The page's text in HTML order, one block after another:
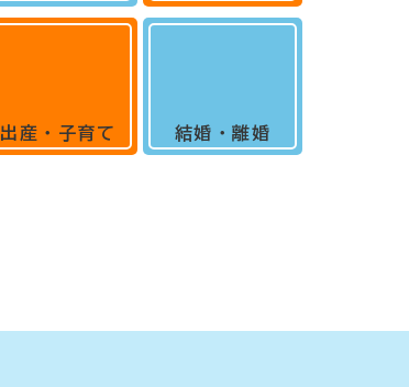
出産・子育て 結婚・離婚